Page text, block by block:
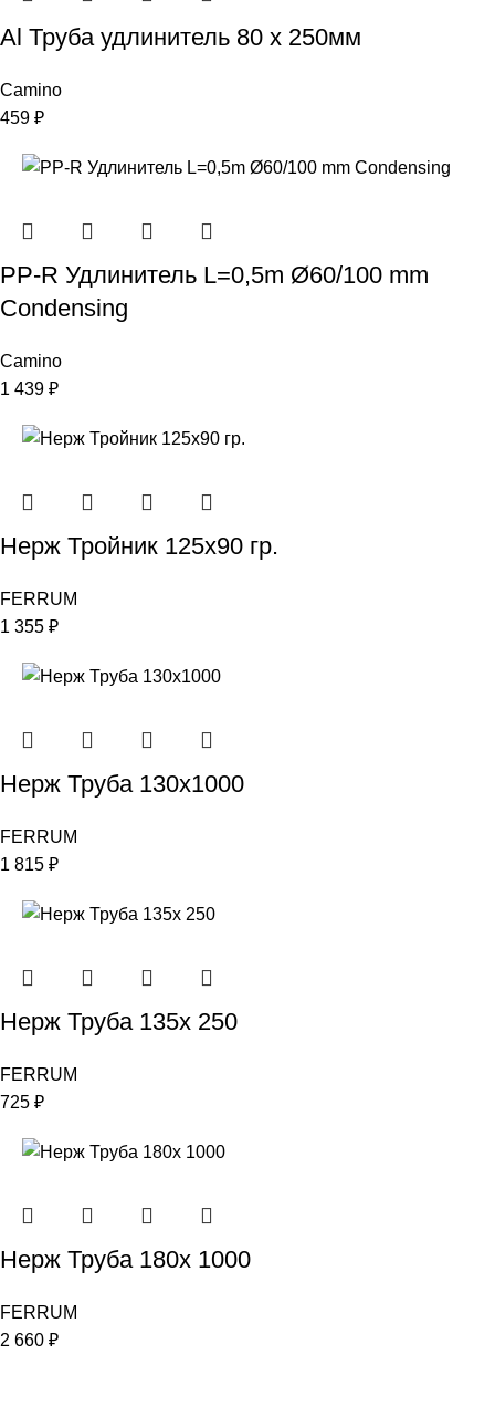
Al Труба удлинитель 80 х 250мм
Camino
459 ₽
PP-R Удлинитель L=0,5m Ø60/100 mm
Condensing
Camino
1 439 ₽
Нерж Тройник 125х90 гр.
FERRUM
1 355 ₽
Нерж Труба 130х1000
FERRUM
1 815 ₽
Нерж Труба 135х 250
FERRUM
725 ₽
Нерж Труба 180х 1000
FERRUM
2 660 ₽